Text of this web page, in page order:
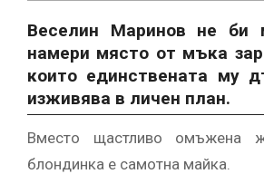
Веселин Маринов не би
намери място от мъка
които единствената му
изживява в личен план.
Вместо щастливо омъжена
блондинка е самотна майка.